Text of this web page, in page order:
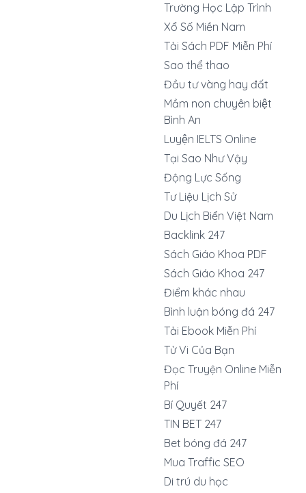
Trường Học Lập Trình
Xổ Số Miền Nam
Tải Sách PDF Miễn Phí
Sao thể thao
Đầu tư vàng hay đất
Mầm non chuyên biệt
Bình An
Luyện IELTS Online
Tại Sao Như Vậy
Động Lực Sống
Tư Liệu Lịch Sử
Du Lịch Biển Việt Nam
Backlink 247
Sách Giáo Khoa PDF
Sách Giáo Khoa 247
Điểm khác nhau
Bình luận bóng đá 247
Tải Ebook Miễn Phí
Tử Vi Của Bạn
Đọc Truyện Online Miễn
Phí
Bí Quyết 247
TIN BET 247
Bet bóng đá 247
Mua Traffic SEO
Di trú du học